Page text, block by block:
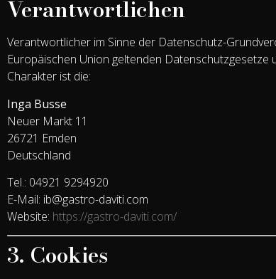
Verantwortlichen
Verantwortlicher im Sinne der Datenschutz-
Europäischen Union geltenden
Charakter ist die:
Inga Busse
Neuer Markt 11
26721 Emden
Deutschland
Tel.: 04921 9294920
E-Mail: ib@gastro-daviti.com
Website: https://gastro-daviti.com/
3. Cookies